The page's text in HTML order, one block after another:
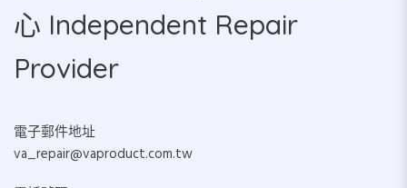
心 Independent Repair
Provider
電子郵件地址
va_repair@vaproduct.com.tw